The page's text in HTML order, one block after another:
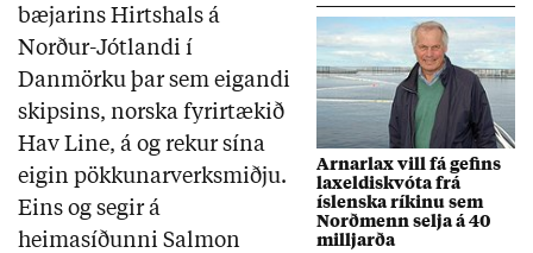
Arnarlax vill fá gefins
laxeldiskvóta frá
íslenska ríkinu sem
Norðmenn selja á 40
milljarða
bæjarins Hirtshals á
Norður-Jótlandi í
Danmörku þar sem eigandi
skipsins, norska fyrirtækið
Hav Line, á og rekur sína
eigin pökkunarverksmiðju.
Eins og segir á
heimasíðunni Salmon